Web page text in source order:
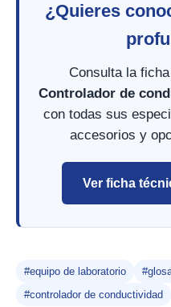
¿Quieres
Consulta la
Controlador de
con todas sus
accesorios y
Ver ficha
#equipo de laboratorio
#controlador de conductividad